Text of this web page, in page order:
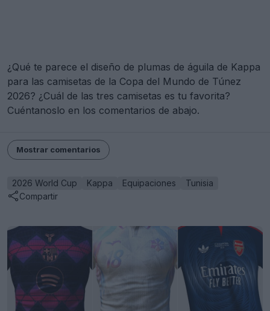
¿Qué te parece el diseño de plumas de águila de Kappa
para las camisetas de la Copa del Mundo de Túnez
2026? ¿Cuál de las tres camisetas es tu favorita?
Cuéntanoslo en los comentarios de abajo.
Mostrar comentarios
2026 World Cup Kappa Equipaciones
Tunisia
Compartir